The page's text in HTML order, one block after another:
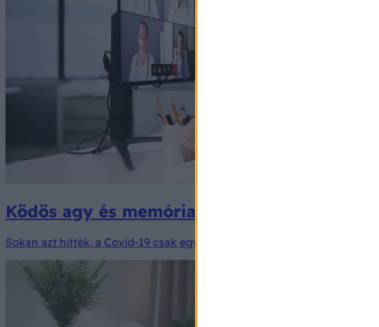
Ködös agy és memóriazavar: nem hiszi el,
Sokan azt hitték, a Covid-19 csak egy légúti betegség, de a legfrissebb